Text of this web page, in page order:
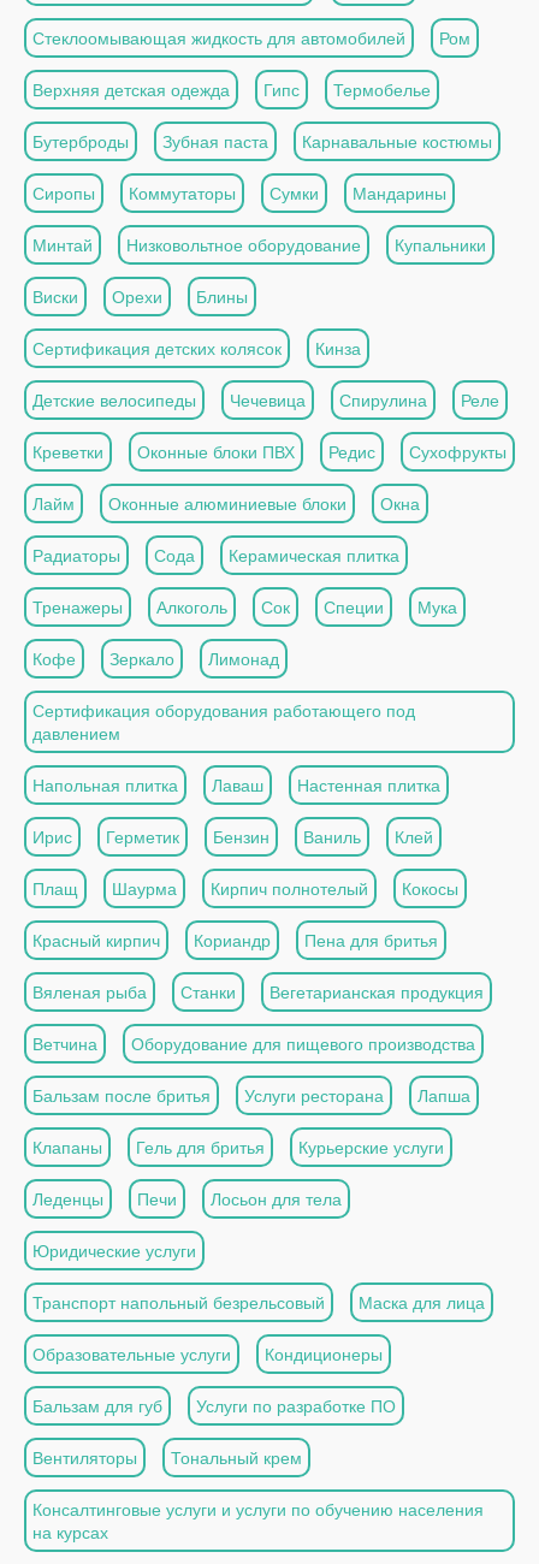
Стеклоомывающая жидкость для автомобилей Ром
Верхняя детская одежда Гипс Термобелье
Бутерброды Зубная паста Карнавальные костюмы
Сиропы Коммутаторы Сумки Мандарины
Минтай Низковольтное оборудование Купальники
Виски Орехи Блины
Сертификация детских колясок Кинза
Детские велосипеды Чечевица Спирулина Реле
Креветки Оконные блоки ПВХ Редис Сухофрукты
Лайм Оконные алюминиевые блоки Окна
Радиаторы Сода Керамическая плитка
Тренажеры Алкоголь Сок Специи Мука
Кофе Зеркало Лимонад
Сертификация оборудования работающего под
давлением
Напольная плитка Лаваш Настенная плитка
Ирис Герметик Бензин Ваниль Клей
Плащ Шаурма Кирпич полнотелый Кокосы
Красный кирпич Кориандр Пена для бритья
Вяленая рыба Станки Вегетарианская продукция
Ветчина Оборудование для пищевого производства
Бальзам после бритья Услуги ресторана Лапша
Клапаны Гель для бритья Курьерские услуги
Леденцы Печи Лосьон для тела
Юридические услуги
Транспорт напольный безрельсовый Маска для лица
Образовательные услуги Кондиционеры
Бальзам для губ Услуги по разработке ПО
Вентиляторы Тональный крем
Консалтинговые услуги и услуги по обучению населения
на курсах